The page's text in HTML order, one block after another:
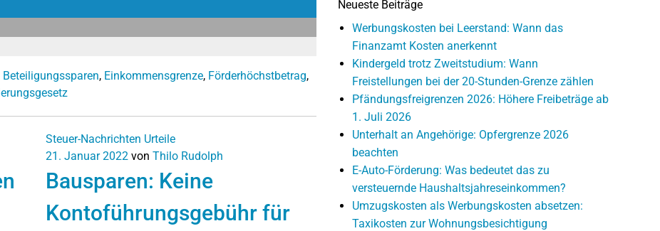
Beteiligungssparen, Einkommensgrenze, Förderhöchstbetrag,
Steuer-Nachrichten Urteile
21. Januar 2022 von Thilo Rudolph
Bausparen: Keine
Kontoführungsgebühr für
Neueste Beiträge
Werbungskosten bei Leerstand: Wann das
Finanzamt Kosten anerkennt
Kindergeld trotz Zweitstudium: Wann
Freistellungen bei der 20-Stunden-Grenze zählen
Pfändungsfreigrenzen 2026: Höhere Freibeträge ab
1. Juli 2026
Unterhalt an Angehörige: Opfergrenze 2026
beachten
E-Auto-Förderung: Was bedeutet das zu
versteuernde Haushaltsjahreseinkommen?
Umzugskosten als Werbungskosten absetzen:
Taxikosten zur Wohnungsbesichtigung